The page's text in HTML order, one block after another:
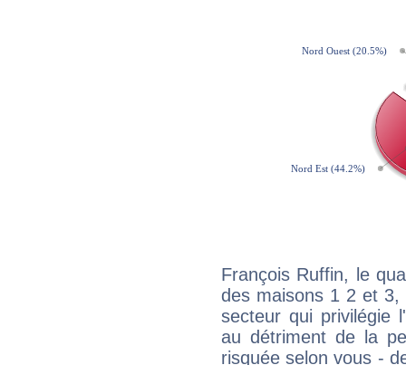
François Ruffin, le
des maisons 1 2 et
secteur qui privilégie
au détriment de la
risquée selon vous -